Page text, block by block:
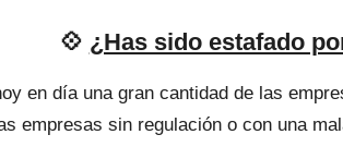
💠 ¿Has sido estafado
en día una gran cantidad de las
empresas sin regulación o con una